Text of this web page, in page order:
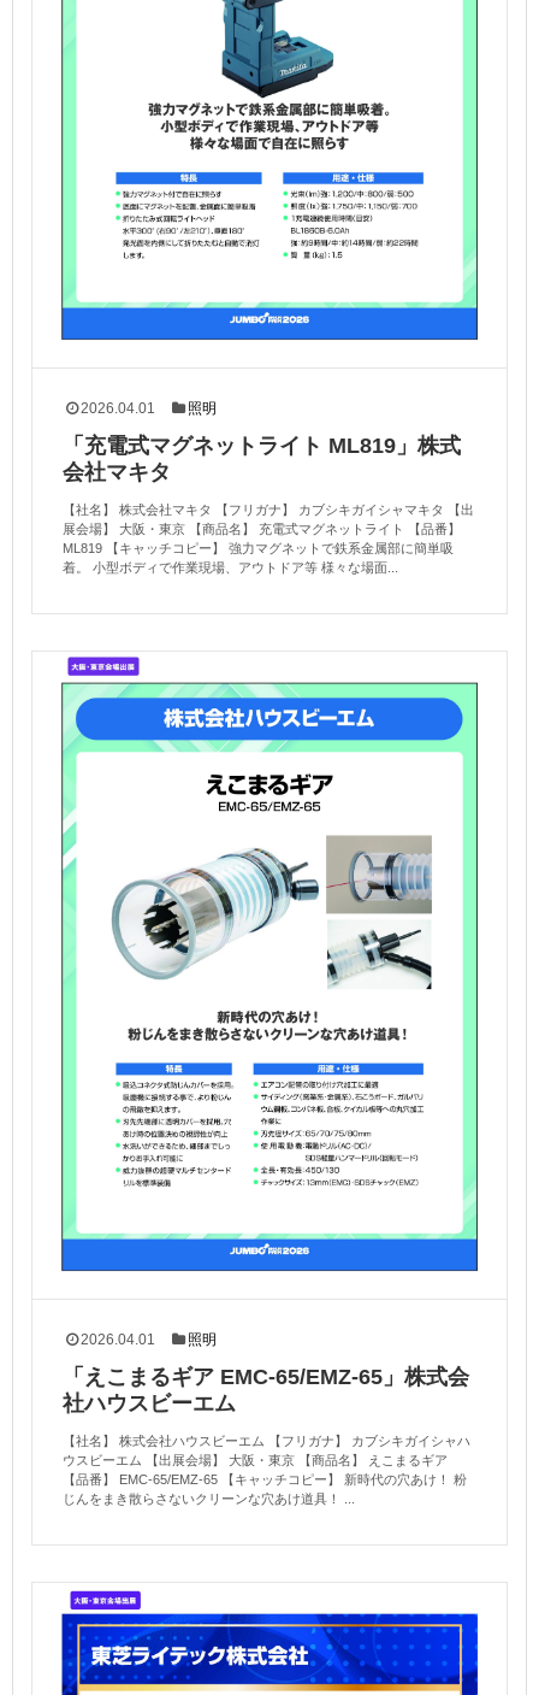
2026.04.01 照明
「充電式マグネットライト ML819」株式
会社マキタ
【社名】 株式会社マキタ 【フリガナ】 カブシキガイシャマキタ 【出
展会場】 大阪・東京 【商品名】 充電式マグネットライト 【品番】
ML819 【キャッチコピー】 強力マグネットで鉄系金属部に簡単吸
着。 小型ボディで作業現場、アウトドア等 様々な場面...
2026.04.01 照明
「えこまるギア EMC-65/EMZ-65」株式会
社ハウスビーエム
【社名】 株式会社ハウスビーエム 【フリガナ】 カブシキガイシャハ
ウスビーエム 【出展会場】 大阪・東京 【商品名】 えこまるギア
【品番】 EMC-65/EMZ-65 【キャッチコピー】 新時代の穴あけ！ 粉
じんをまき散らさないクリーンな穴あけ道具！ ...